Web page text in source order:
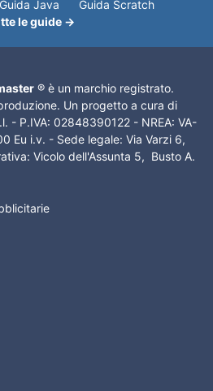
Guida Java
Guida Scratch
le guide →
® è un marchio registrato.
Un progetto a cura di
- P.IVA: 02848390122 - NREA: VA-
Eu i.v. - Sede legale: Via Varzi 6,
Vicolo dell'Assunta 5, Busto A.